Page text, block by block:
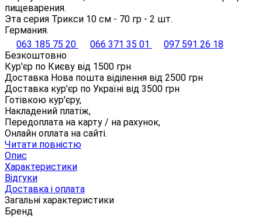
пищеварения.
Эта серия Трикси 10 см - 70 гр - 2 шт.
Германия.
063 185 75 20
066 371 35 01
097 591 26 18
Безкоштовно
Кур'єр по Києву від 1500 грн
Доставка Нова пошта віділення від 2500 грн
Доставка кур'єр по Україні від 3500 грн
Готівкою кур'єру,
Накладений платіж,
Передоплата на карту / на рахунок,
Онлайн оплата на сайті.
Читати повністю
Опис
Характеристики
Відгуки
Доставка і оплата
Загальні характеристики
Бренд